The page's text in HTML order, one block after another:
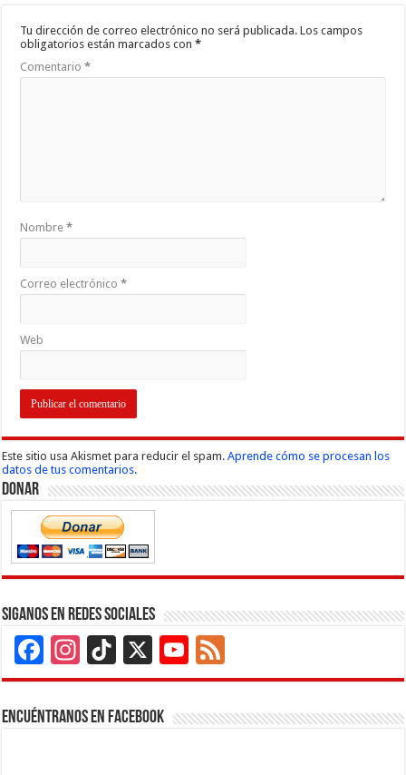
Tu dirección de correo electrónico no será publicada. Los campos
obligatorios están marcados con*
Comentario*
Nombre*
Correo electrónico*
Web
Este sitio usa Akismet para reducir el spam.Aprende cómo se procesan los
datos de tus comentarios.
Donar
Siganos en Redes Sociales
Facebook
Instagram
TikTok
X
YouTube
Channel
Encuéntranos en Facebook